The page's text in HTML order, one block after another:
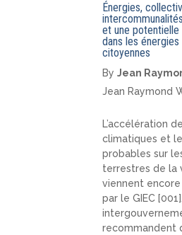
Énergies,
et une potentielle
dans les
citoyennes
By Jean
Jean Raymond
L’accélération
climatiques et
probables sur
terrestres de la
viennent encore
par le GIEC
recommandent